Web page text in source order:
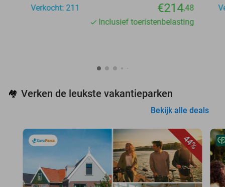
Verkocht: 211
€214,48
Inclusief toeristenbelasting
🏘️ Verken de leukste vakantieparken
Bekijk alle deals
44%